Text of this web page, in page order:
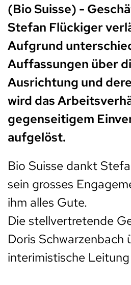
(Bio Suisse) -
Stefan Flückiger
Aufgrund
Auffassungen über
Ausrichtung und
wird das
gegenseitigem
aufgelöst.
Bio Suisse dankt
sein grosses
ihm alles Gute.
Die stellvertretende
Doris Schwarzenbach
interimistische